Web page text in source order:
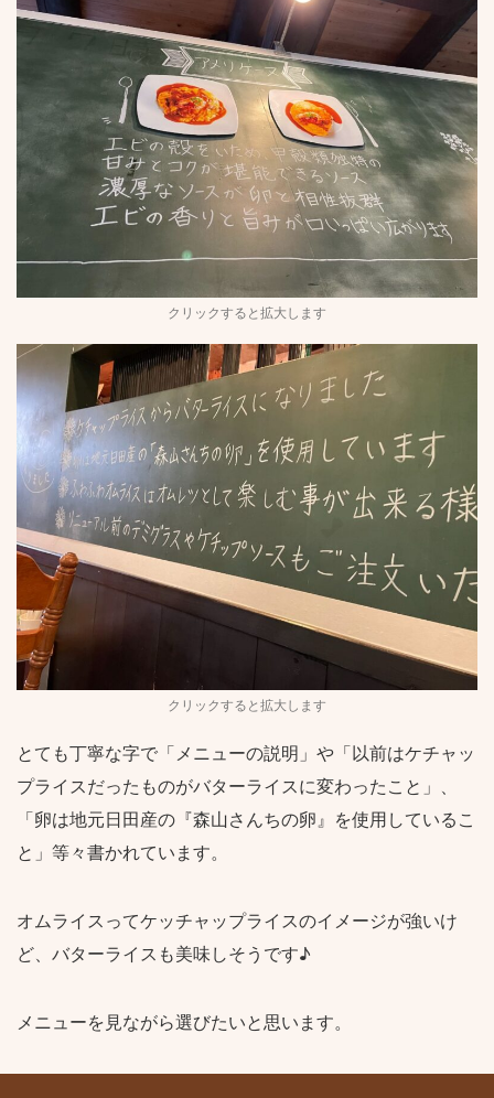
クリックすると拡大します
クリックすると拡大します
とても丁寧な字で「メニューの説明」や「以前はケチャッ
プライスだったものがバターライスに変わったこと」、
「卵は地元日田産の『森山さんちの卵』を使用しているこ
と」等々書かれています。
オムライスってケッチャップライスのイメージが強いけ
ど、バターライスも美味しそうです♪
メニューを見ながら選びたいと思います。